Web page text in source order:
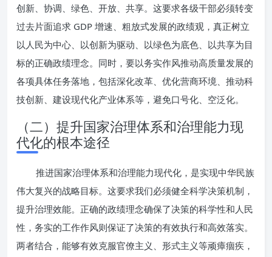
创新、协调、绿色、开放、共享。这要求各级干部必须转变
过去片面追求 GDP 增速、粗放式发展的政绩观，真正树立
以人民为中心、以创新为驱动、以绿色为底色、以共享为目
标的正确政绩理念。同时，要以务实作风推动高质量发展的
各项具体任务落地，包括深化改革、优化营商环境、推动科
技创新、建设现代化产业体系等，避免口号化、空泛化。
（二）提升国家治理体系和治理能力现
代化的根本途径
推进国家治理体系和治理能力现代化，是实现中华民族
伟大复兴的战略目标。这要求我们必须健全科学决策机制，
提升治理效能。正确的政绩理念确保了决策的科学性和人民
性，务实的工作作风则保证了决策的有效执行和高效落实。
两者结合，能够有效克服官僚主义、形式主义等顽瘴痼疾，